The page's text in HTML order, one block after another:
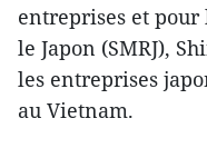
entreprises et
le Japon (SMRJ),
les entreprises
au Vietnam.